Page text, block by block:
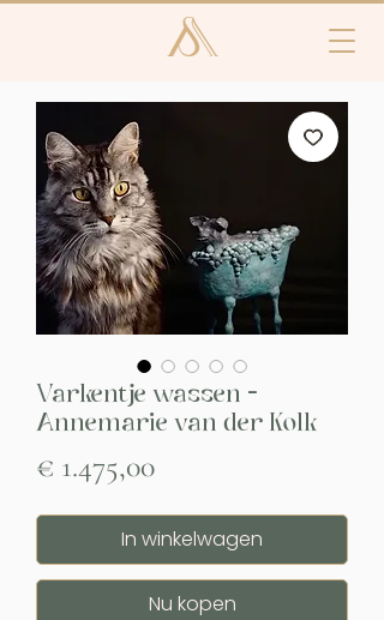
Varkentje wassen -
Annemarie van der Kolk
€ 1.475,00Prijs
In winkelwagen
Nu kopen